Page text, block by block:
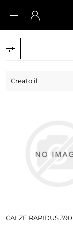
CALZE RAPIDUS 390